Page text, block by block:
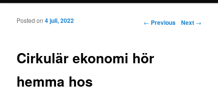
Post navigation
← Previous Next →
Cirkulär ekonomi hör
hemma hos
Posted on4 juli, 2022